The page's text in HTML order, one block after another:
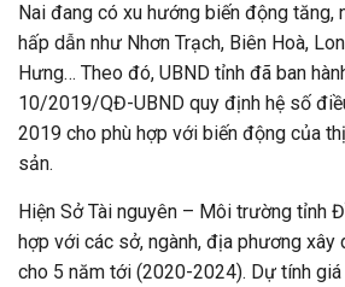
Nai đang có xu hướng biến động tăng,
hấp dẫn như Nhơn Trạch, Biên Hoà,
Hưng… Theo đó, UBND tỉnh đã ban
10/2019/QĐ-UBND quy định hệ số
2019 cho phù hợp với biến động của
sản.
Hiện Sở Tài nguyên – Môi trường tỉnh
hợp với các sở, ngành, địa phương
cho 5 năm tới (2020-2024). Dự tính